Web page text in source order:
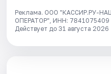
Реклама. ООО "КАССИР.РУ-
ОПЕРАТОР", ИНН: 7841075409
Действует до 31 августа 2026